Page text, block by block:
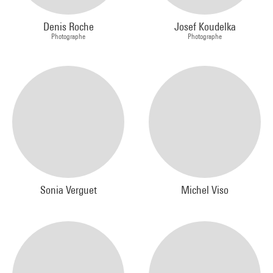
Denis Roche
Photographe
Josef Koudelka
Photographe
Sonia Verguet Michel Viso